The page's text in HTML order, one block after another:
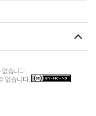
없습니다.
없습니다.